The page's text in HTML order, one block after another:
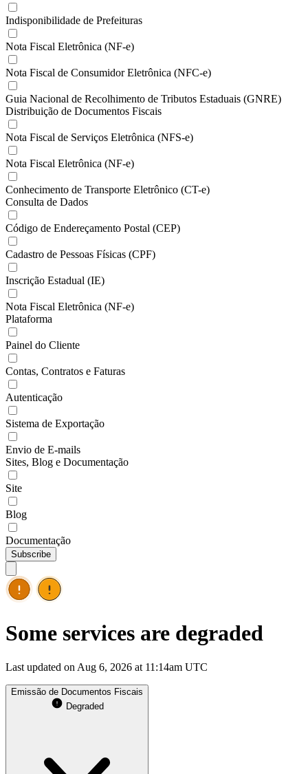
Indisponibilidade de Prefeituras
Nota Fiscal Eletrônica (NF-e)
Nota Fiscal de Consumidor Eletrônica (NFC-e)
Guia Nacional de Recolhimento de Tributos Estaduais (GNRE)
Distribuição de Documentos Fiscais
Nota Fiscal de Serviços Eletrônica (NFS-e)
Nota Fiscal Eletrônica (NF-e)
Conhecimento de Transporte Eletrônico (CT-e)
Consulta de Dados
Código de Endereçamento Postal (CEP)
Cadastro de Pessoas Físicas (CPF)
Inscrição Estadual (IE)
Nota Fiscal Eletrônica (NF-e)
Plataforma
Painel do Cliente
Contas, Contratos e Faturas
Autenticação
Sistema de Exportação
Envio de E-mails
Sites, Blog e Documentação
Site
Blog
Documentação
Subscribe
Some services are degraded
Last updated on Aug 6, 2026 at 11:14am UTC
Emissão de Documentos Fiscais
Degraded